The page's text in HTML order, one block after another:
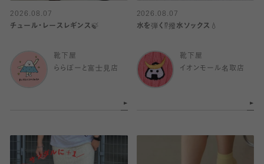
2026.08.07
チュール・レースレギンス🍃
靴下屋
ららぽーと富士見店
2026.08.07
水を弾く⁉️撥水ソックス💧
靴下屋
イオンモール名取店